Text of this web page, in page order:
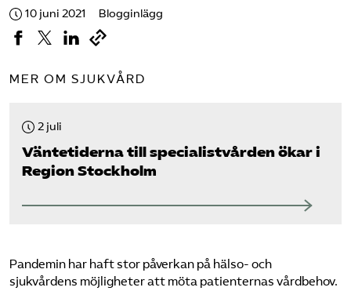
Press
In English
10 juni 2021 Blogginlägg
MER OM SJUKVÅRD
2 juli
Väntetiderna till specialistvården ökar i
Region Stockholm
Pandemin har haft stor påverkan på hälso- och
sjukvårdens möjligheter att möta patienternas vårdbehov.